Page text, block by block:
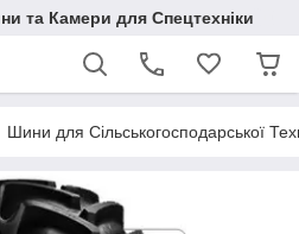
Камери для Спецтехніки
Шини для Сільськогосподарської